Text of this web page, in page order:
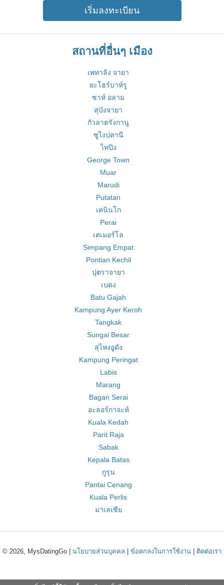
เริ่มลงทะเบียน
สถานที่อื่นๆ เมือง
เพทาลิง จายา
ยะโฮร์บาห์รู
ซาห์ อลาม
สุบังจายา
กัวลาตรังกานู
ซูไงปตานี
ไทปิง
George Town
Muar
Marudi
Putatan
เคนินโก
Perai
เตเมอร์โล
Simpang Empat
Pontian Kechil
ปุตราจายา
เบดง
Batu Gajah
Kampung Ayer Keroh
Tangkak
Sungai Besar
สุไหงอูดัง
Kampung Peringat
Labis
Marang
Bagan Serai
อะลอร์กาจะห์
Kuala Kedah
Parit Raja
Sabak
Kepala Batas
กูรุน
Pantai Cenang
Kuala Perlis
มาเลเซีย
© 2026, MysDatingGo | นโยบายส่วนบุคคล ข้อตกลงในการใช้งาน ติดต่อเรา